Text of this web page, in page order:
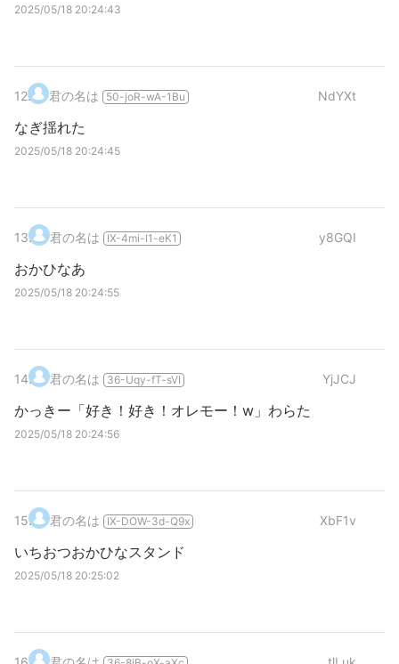
2025/05/18 20:24:43
12. 君の名は 50-joR-wA-1Bu NdYXt
なぎ揺れた
2025/05/18 20:24:45
13. 君の名は IX-4mi-l1-eK1 y8GQI
おかひなあ
2025/05/18 20:24:55
14. 君の名は 36-Uqy-fT-sVI YjJCJ
かっきー「好き！好き！オレモー！w」わらた
2025/05/18 20:24:56
15. 君の名は IX-DOW-3d-Q9x XbF1v
いちおつおかひなスタンド
2025/05/18 20:25:02